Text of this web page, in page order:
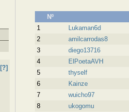
[?]
Nº
1
Lukaman6d
2
amilcarrodas8
3
diego13716
4
ElPoetaAVH
5
thyself
6
Kainze
7
wuicho97
8
ukogomu